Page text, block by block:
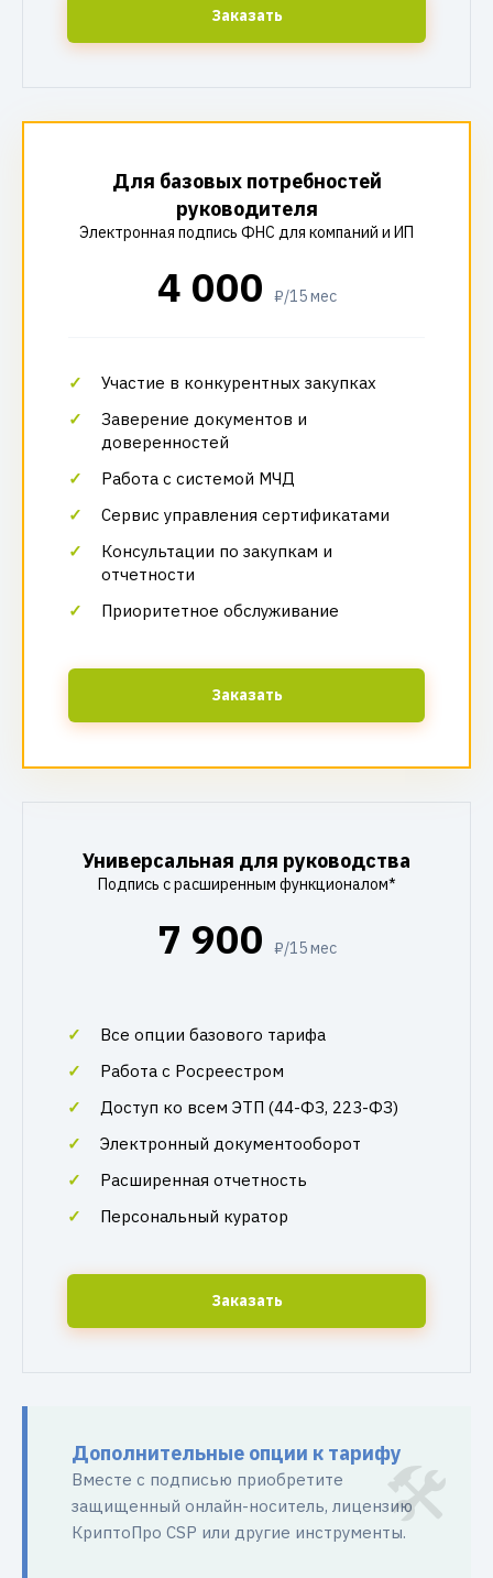
Заказать
Для базовых потребностей
руководителя
Электронная подпись ФНС для компаний и ИП
4 000 ₽/15 мес
Участие в конкурентных закупках
Заверение документов и
доверенностей
Работа с системой МЧД
Сервис управления сертификатами
Консультации по закупкам и
отчетности
Приоритетное обслуживание
Заказать
Универсальная для руководства
Подпись с расширенным функционалом*
7 900 ₽/15 мес
Все опции базового тарифа
Работа с Росреестром
Доступ ко всем ЭТП (44-ФЗ, 223-ФЗ)
Электронный документооборот
Расширенная отчетность
Персональный куратор
Заказать
Дополнительные опции к тарифу
Вместе с подписью приобретите
защищенный онлайн-носитель, лицензию
КриптоПро CSP или другие инструменты.